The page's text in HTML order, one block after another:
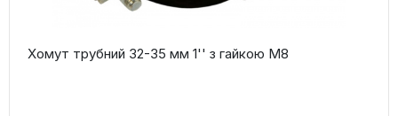
Хомут трубний 32-35 мм 1'' з гайкою М8